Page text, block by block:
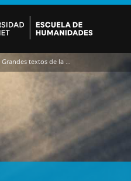
Grandes textos de la filosofía